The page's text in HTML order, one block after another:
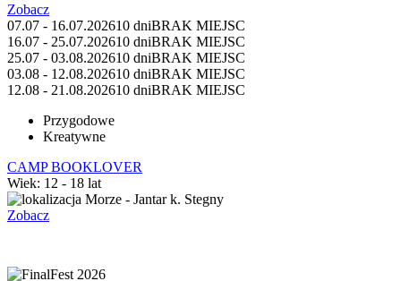
Zobacz
07.07 - 16.07.202610 dniBRAK MIEJSC
16.07 - 25.07.202610 dniBRAK MIEJSC
25.07 - 03.08.202610 dniBRAK MIEJSC
03.08 - 12.08.202610 dniBRAK MIEJSC
12.08 - 21.08.202610 dniBRAK MIEJSC
Przygodowe
Kreatywne
CAMP BOOKLOVER
Wiek: 12 - 18 lat
Morze - Jantar k. Stegny
Zobacz